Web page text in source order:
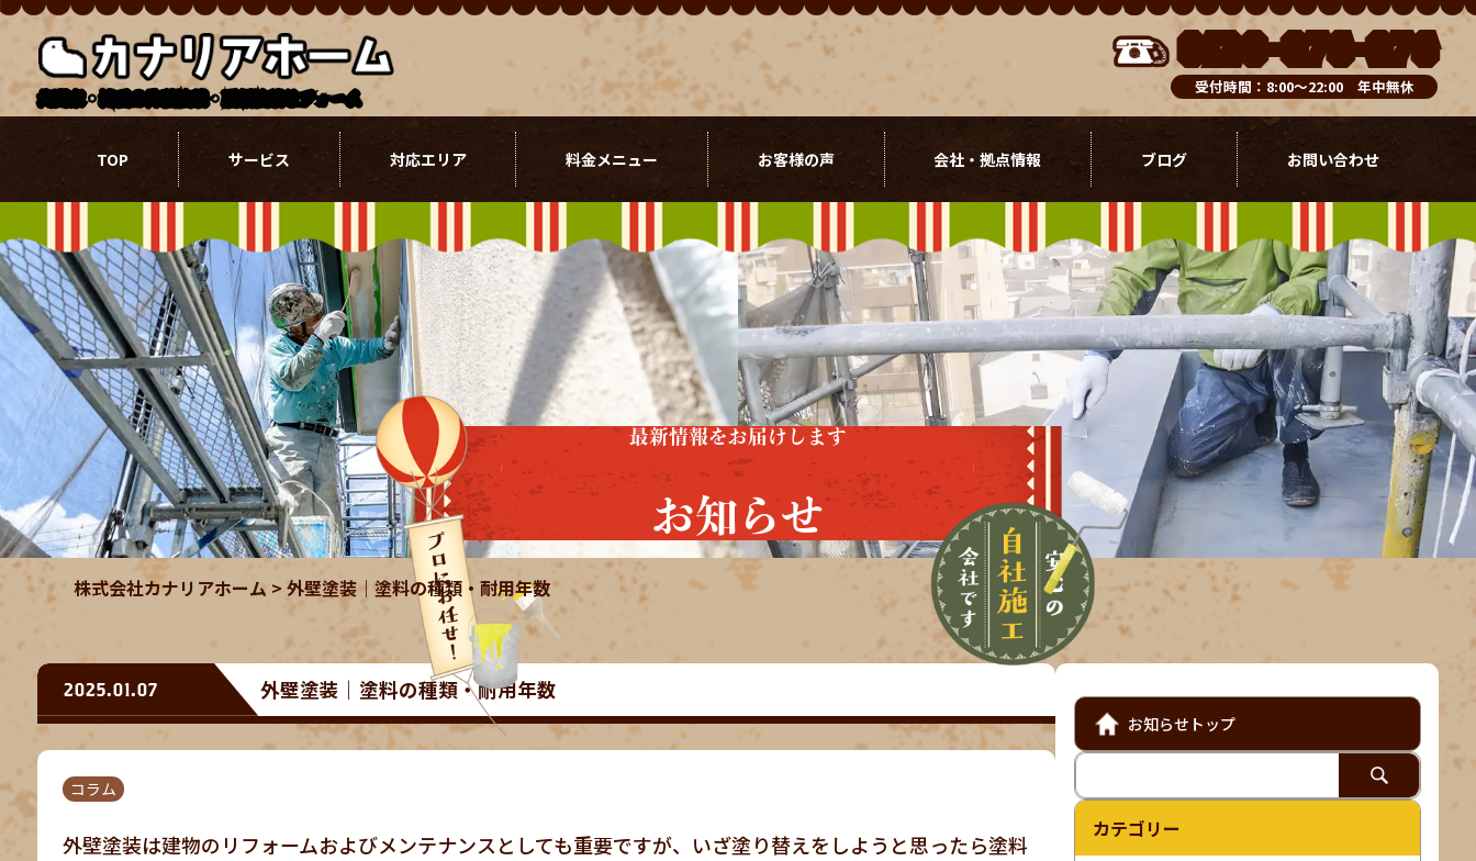
北関東・埼玉の外壁塗装・屋根塗装リフォーム
0120-076-976
受付時間：8:00～22:00 年中無休
TOP サービス 対応エリア 料金メニュー お客様の声 会社・拠点情報 ブログ お問い合わせ
最新情報をお届けします
お知らせ
株式会社カナリアホーム >外壁塗装｜塗料の種類・耐用年数
2025.01.07 外壁塗装｜塗料の種類・耐用年数
コラム
外壁塗装は建物のリフォームおよびメンテナンスとしても重要ですが、いざ塗り替えをしようと思ったら塗料
お知らせトップ
カテゴリー